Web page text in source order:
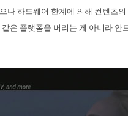
나 하드웨어 한계에 의해 컨텐츠
은 플랫폼을 버리는 게 아니라 안